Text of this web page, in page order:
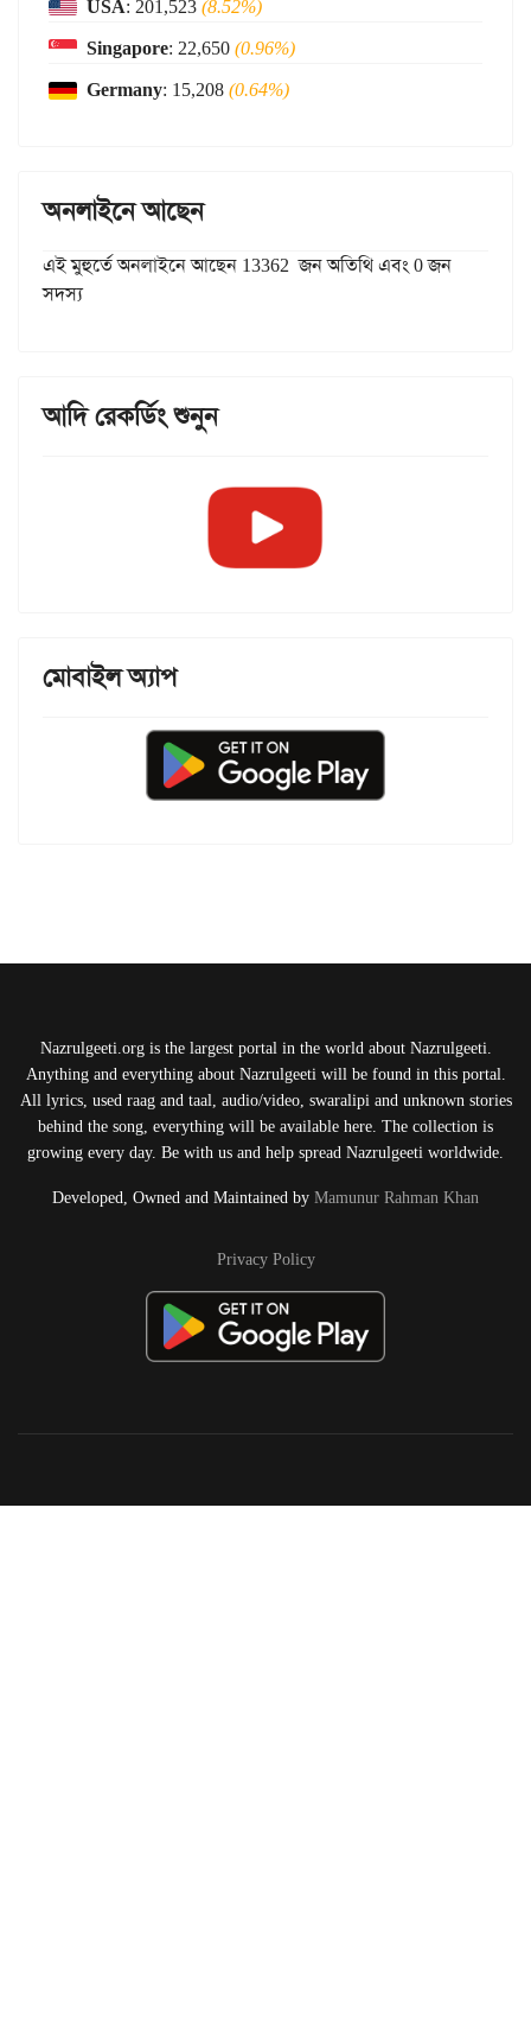
USA: 201,523(8.52%)
Singapore: 22,650(0.96%)
Germany: 15,208(0.64%)
অনলাইনে আছেন
এই মুহুর্তে অনলাইনে আছেন 13362 জন অতিথি এবং 0 জন
সদস্য
আদি রেকর্ডিং শুনুন
মোবাইল অ্যাপ
Nazrulgeeti.org is the largest portal in the world about Nazrulgeeti.
Anything and everything about Nazrulgeeti will be found in this portal.
All lyrics, used raag and taal, audio/video, swaralipi and unknown stories
behind the song, everything will be available here. The collection is
growing every day. Be with us and help spread Nazrulgeeti worldwide.
Developed, Owned and Maintained by Mamunur Rahman Khan
Privacy Policy